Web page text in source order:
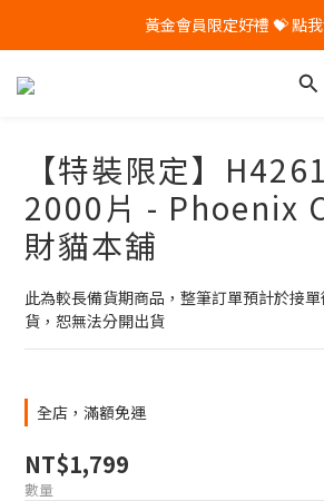
🎁 Pintoo送您專屬生日
【特裝限定】
2000片 - Phoenix
財貓本舖
此為較長備貨期商品，整筆訂單預計於接
貨，恕無法分開出貨
全店，滿額免運
NT$1,799
數量